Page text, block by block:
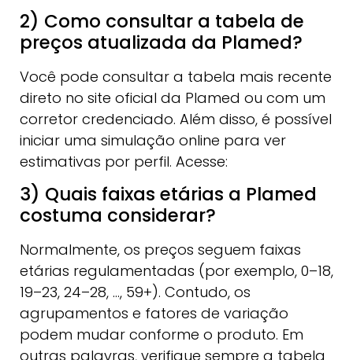
2) Como consultar a tabela de
preços atualizada da Plamed?
Você pode consultar a tabela mais recente
direto no site oficial da Plamed ou com um
corretor credenciado. Além disso, é possível
iniciar uma simulação online para ver
estimativas por perfil. Acesse:
3) Quais faixas etárias a Plamed
costuma considerar?
Normalmente, os preços seguem faixas
etárias regulamentadas (por exemplo, 0–18,
19–23, 24–28, …, 59+). Contudo, os
agrupamentos e fatores de variação
podem mudar conforme o produto. Em
outras palavras, verifique sempre a tabela